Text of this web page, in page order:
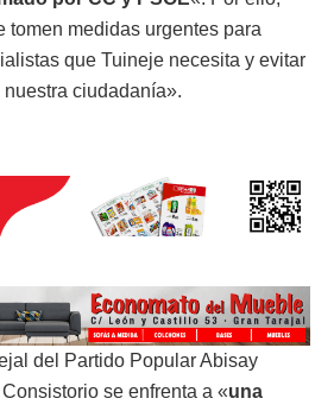
tomen medidas urgentes para
que Tuineje necesita y evitar
ciudadanía».
del Partido Popular Abisay
se enfrenta a «una